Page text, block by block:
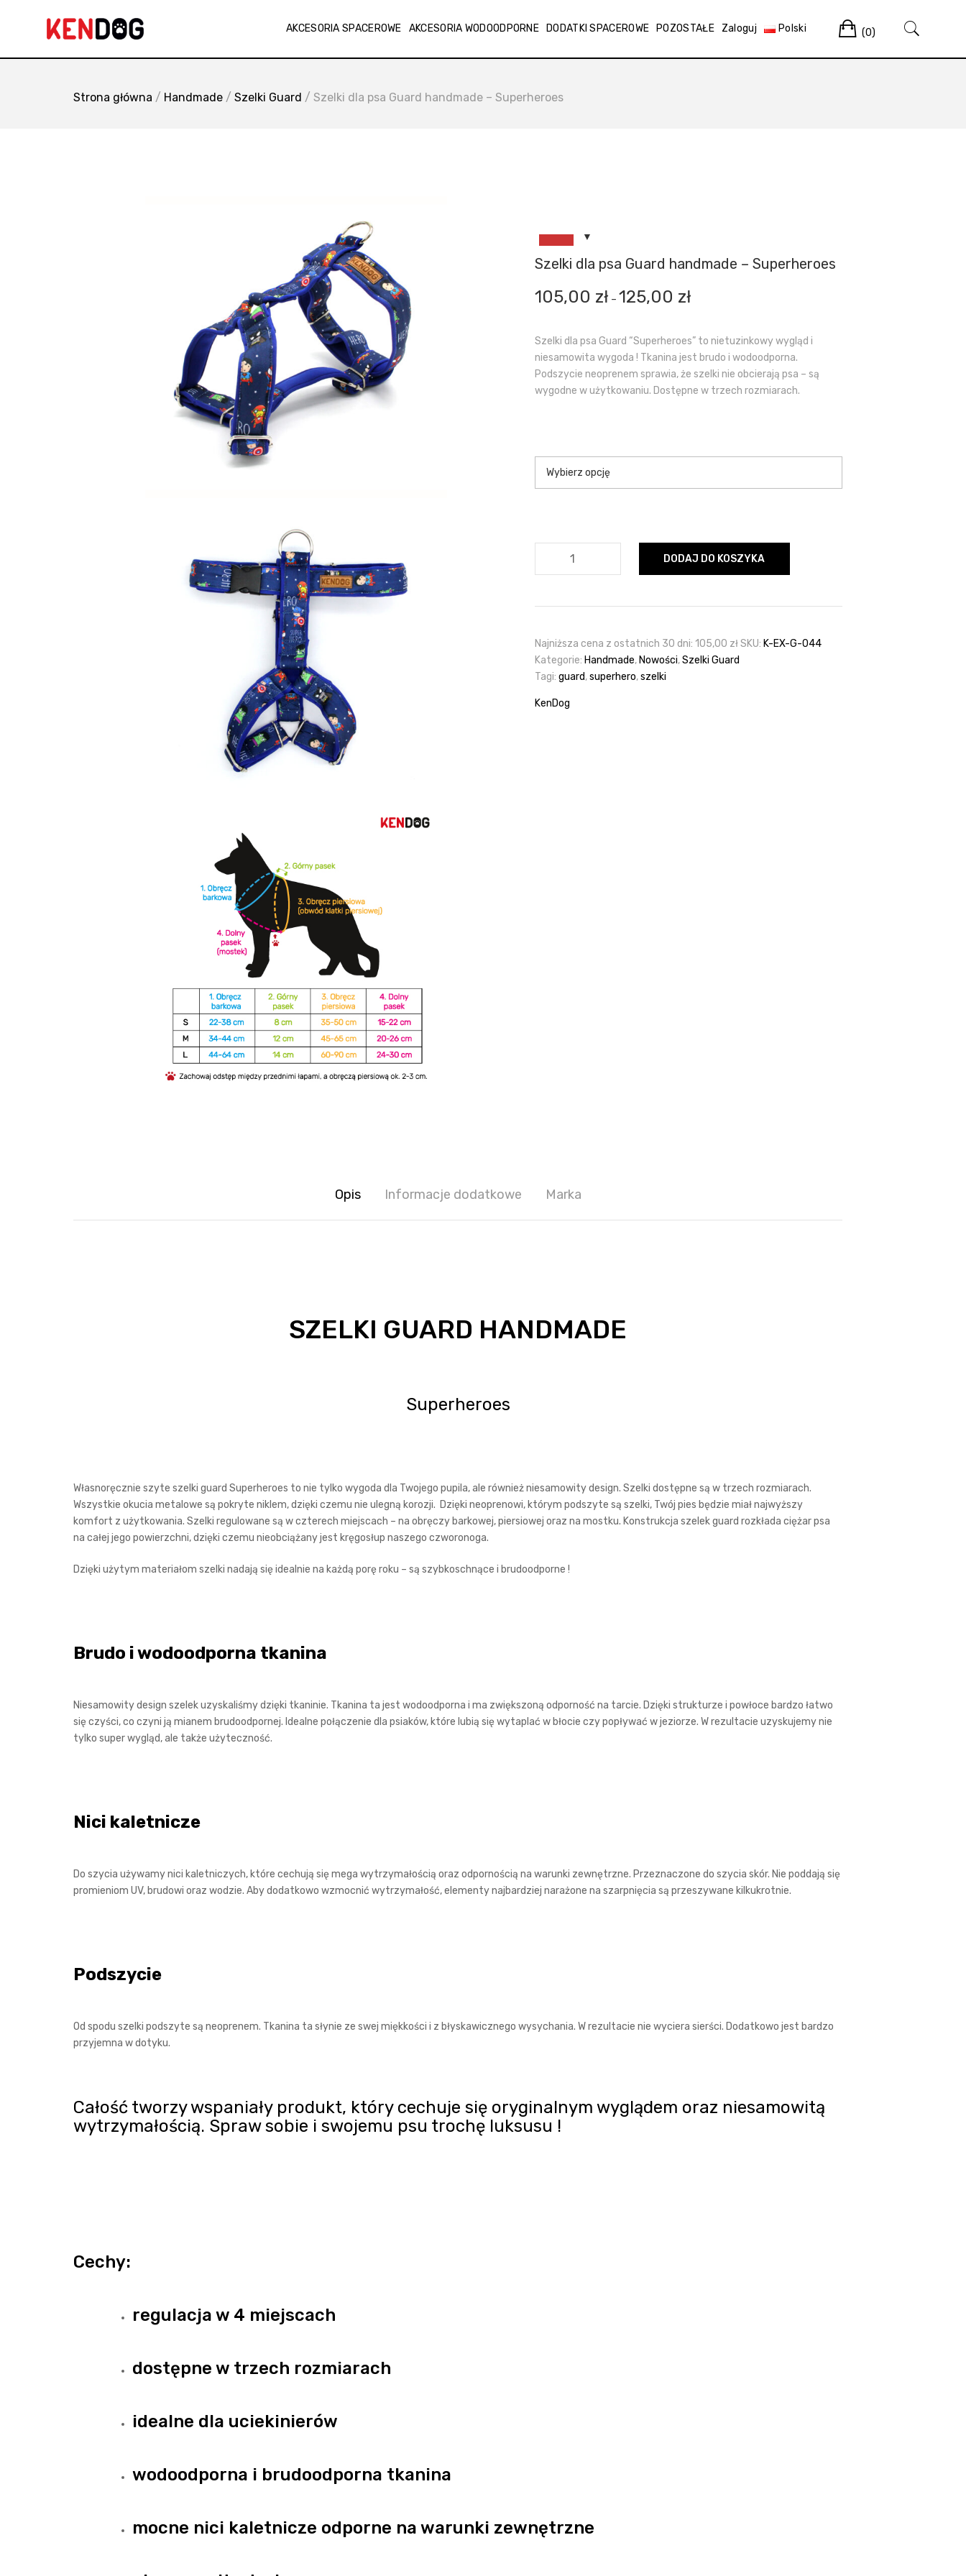
AKCESORIA SPACEROWE AKCESORIA WODOODPORNE DODATKI SPACEROWE POZOSTAŁE Zaloguj Polski Cart
(0)
Strona główna / Handmade / Szelki Guard / Szelki dla psa Guard handmade – Superheroes
Szelki dla psa Guard handmade – Superheroes
105,00 zł – 125,00 zł
Szelki dla psa Guard “Superheroes” to nietuzinkowy wygląd i
niesamowita wygoda ! Tkanina jest brudo i wodoodporna.
Podszycie neoprenem sprawia, że szelki nie obcierają psa – są
wygodne w użytkowaniu. Dostępne w trzech rozmiarach.
-
Superheroes
DODAJ DO KOSZYKA
Najniższa cena z ostatnich 30 dni: 105,00 złSKU: K-EX-G-044
Kategorie: Handmade, Nowości,Szelki Guard
Tagi: guard,superhero,szelki
KenDog
Opis Informacje dodatkowe Marka
SZELKI GUARD HANDMADE
Superheroes
Własnoręcznie szyte szelki guard Superheroes to nie tylko wygoda dla Twojego pupila, ale również niesamowity design. Szelki dostępne są w trzech rozmiarach.
Wszystkie okucia metalowe są pokryte niklem, dzięki czemu nie ulegną korozji. Dzięki neoprenowi, którym podszyte są szelki, Twój pies będzie miał najwyższy
komfort z użytkowania. Szelki regulowane są w czterech miejscach – na obręczy barkowej, piersiowej oraz na mostku. Konstrukcja szelek guard rozkłada ciężar psa
na całej jego powierzchni, dzięki czemu nieobciążany jest kręgosłup naszego czworonoga.
Dzięki użytym materiałom szelki nadają się idealnie na każdą porę roku – są szybkoschnące i brudoodporne !
Brudo i wodoodporna tkanina
Niesamowity design szelek uzyskaliśmy dzięki tkaninie. Tkanina ta jest wodoodporna i ma zwiększoną odporność na tarcie. Dzięki strukturze i powłoce bardzo łatwo
się czyści, co czyni ją mianem brudoodpornej. Idealne połączenie dla psiaków, które lubią się wytaplać w błocie czy popływać w jeziorze. W rezultacie uzyskujemy nie
tylko super wygląd, ale także użyteczność.
Nici kaletnicze
Do szycia używamy nici kaletniczych, które cechują się mega wytrzymałością oraz odpornością na warunki zewnętrzne. Przeznaczone do szycia skór. Nie poddają się
promieniom UV, brudowi oraz wodzie. Aby dodatkowo wzmocnić wytrzymałość, elementy najbardziej narażone na szarpnięcia są przeszywane kilkukrotnie.
Podszycie
Od spodu szelki podszyte są neoprenem. Tkanina ta słynie ze swej miękkości i z błyskawicznego wysychania. W rezultacie nie wyciera sierści. Dodatkowo jest bardzo
przyjemna w dotyku.
Całość tworzy wspaniały produkt, który cechuje się oryginalnym wyglądem oraz niesamowitą
wytrzymałością. Spraw sobie i swojemu psu trochę luksusu !
Cechy:
regulacja w 4 miejscach
dostępne w trzech rozmiarach
idealne dla uciekinierów
wodoodporna i brudoodporna tkanina
mocne nici kaletnicze odporne na warunki zewnętrzne